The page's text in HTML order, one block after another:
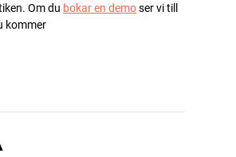
Om du bokar en demoser vi till
kommer